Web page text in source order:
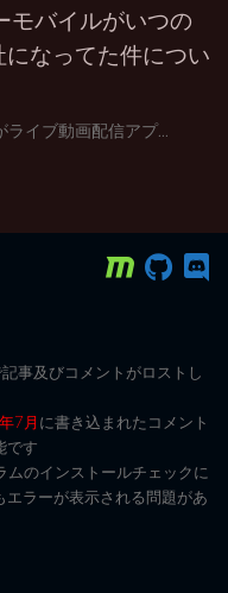
モバイルがいつの
なってた件につい
ライブ動画配信アプ...
記事及びコメントがロストし
7月に書き込まれたコメント
です
のインストールチェックに
ラーが表示される問題があ